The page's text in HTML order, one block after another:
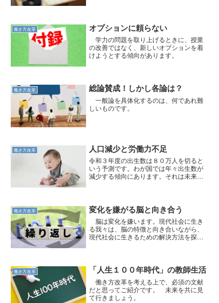
働き方改革 オプションに頼らない
学力の問題を取り上げるときに、授業
の改善ではなく、新しいオプションを着
けようとする傾向があります。
働き方改革 総論賛成！しかし各論は？
一般論を具体化するのは、何であれ難
しいものです。
働き方改革 人口減少と労働力不足
令和３年度の出生数は８０万人を切ると
いう予測です。わが国では年々出生数が
減少する傾向にあります。それは未来の
働き方改革 変化を嫌がる脳と向き合う
脳は変化を嫌います。現代社会に生き
る我々は、脳の特徴と向き合いながら、
現代社会に生きるための解決方法を探す
働き方改革 「人生１００年時代」の教師生活
働き方改革を考える上で、必須の文献
だと思ってご紹介です。 未来を共に見
て行きましょう。